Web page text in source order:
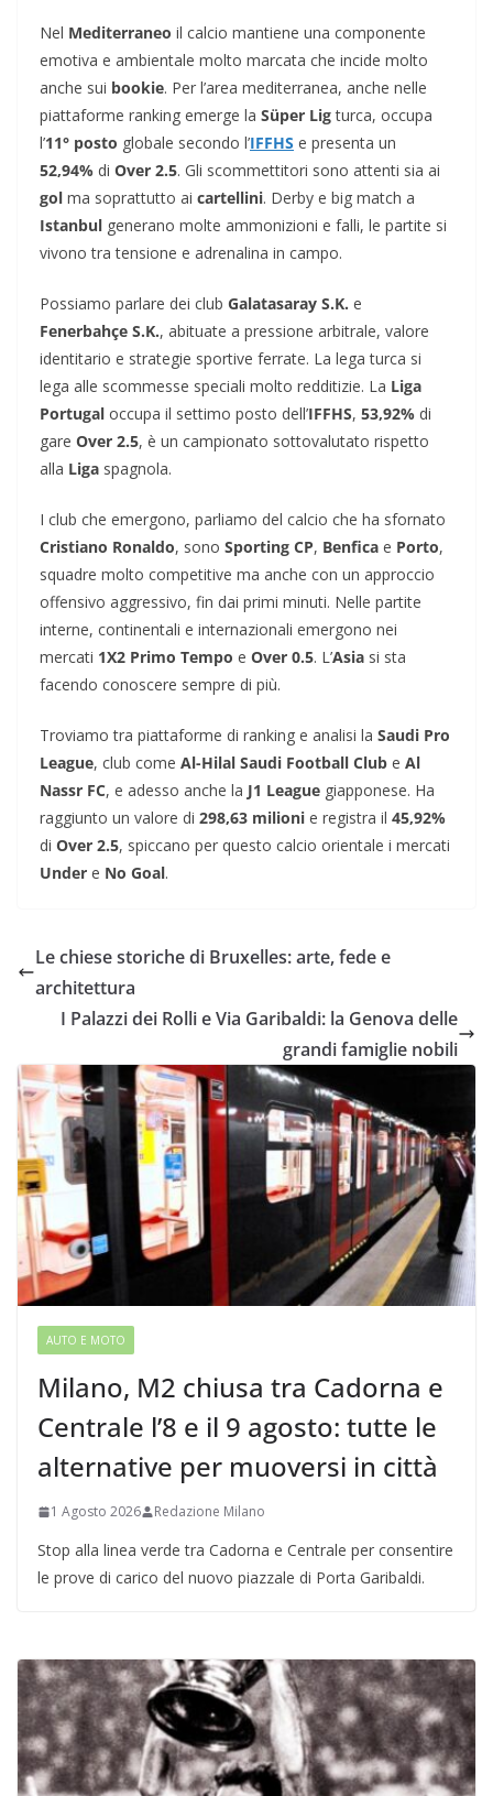
Nel Mediterraneo il calcio mantiene una componente
emotiva e ambientale molto marcata che incide molto
anche sui bookie. Per l’area mediterranea, anche nelle
piattaforme ranking emerge la Süper Ligturca, occupa
l’11° posto globale secondo l’IFFHS e presenta un
52,94% di Over 2.5. Gli scommettitori sono attenti sia ai
gol ma soprattutto ai cartellini. Derby e big match a
Istanbul generano molte ammonizioni e falli, le partite si
vivono tra tensione e adrenalina in campo.
Possiamo parlare dei club Galatasaray S.K. e
Fenerbahçe S.K., abituate a pressione arbitrale, valore
identitario e strategie sportive ferrate. La lega turca si
lega alle scommesse speciali molto redditizie. La Liga
Portugal occupa il settimo posto dell’IFFHS, 53,92% di
gare Over 2.5, è un campionato sottovalutato rispetto
alla Liga spagnola.
I club che emergono, parliamo del calcio che ha sfornato
Cristiano Ronaldo, sono Sporting CP, Benfica e Porto,
squadre molto competitive ma anche con un approccio
offensivo aggressivo, fin dai primi minuti. Nelle partite
interne, continentali e internazionali emergono nei
mercati 1X2 Primo Tempo e Over 0.5. L’Asia si sta
facendo conoscere sempre di più.
Troviamo tra piattaforme di ranking e analisi la Saudi Pro
League, club come Al-Hilal Saudi Football Club e Al
Nassr FC, e adesso anche la J1 League giapponese. Ha
raggiunto un valore di 298,63 milioni e registra il 45,92%
di Over 2.5, spiccano per questo calcio orientale i mercati
Under e No Goal.
Le chiese storiche di Bruxelles: arte, fede e
architettura
I Palazzi dei Rolli e Via Garibaldi: la Genova delle
grandi famiglie nobili
AUTO E MOTO
Milano, M2 chiusa tra Cadorna e
Centrale l’8 e il 9 agosto: tutte le
alternative per muoversi in città
1 Agosto 2026 Redazione Milano
Stop alla linea verde tra Cadorna e Centrale per consentire
le prove di carico del nuovo piazzale di Porta Garibaldi.